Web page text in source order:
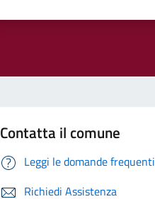
Contatta il comune
Leggi le domande frequenti
Richiedi Assistenza